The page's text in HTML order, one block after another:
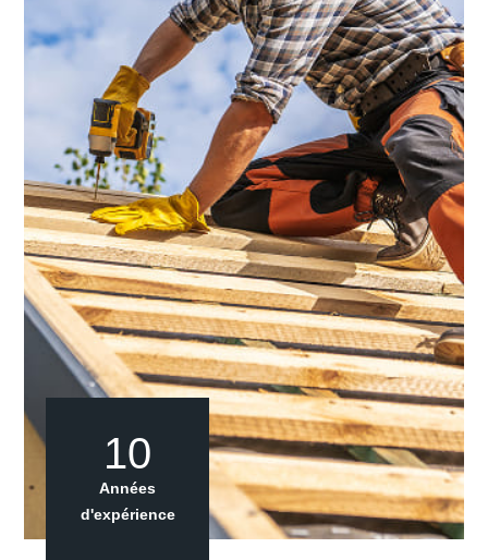
10
Années
d'expérience